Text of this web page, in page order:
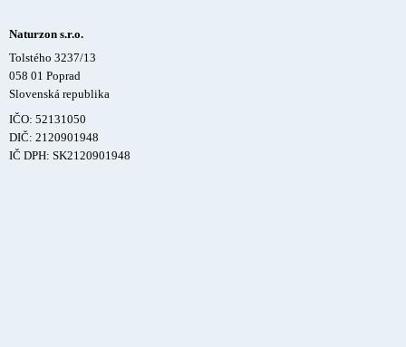
Naturzon s.r.o.
Tolstého 3237/13
058 01 Poprad
Slovenská republika
IČO: 52131050
DIČ: 2120901948
IČ DPH: SK2120901948